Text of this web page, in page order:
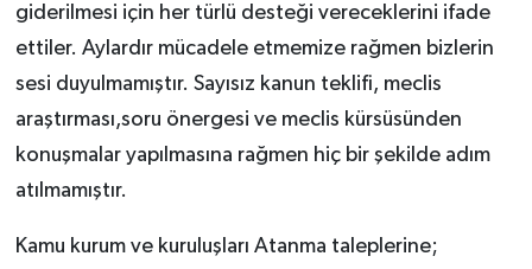
giderilmesi için her türlü desteği vereceklerini ifade
ettiler. Aylardır mücadele etmemize rağmen bizlerin
sesi duyulmamıştır. Sayısız kanun teklifi, meclis
araştırması,soru önergesi ve meclis kürsüsünden
konuşmalar yapılmasına rağmen hiç bir şekilde adım
atılmamıştır.
Kamu kurum ve kuruluşları Atanma taleplerine;